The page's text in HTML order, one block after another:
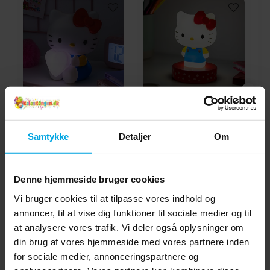
Samtykke Detaljer Om
Denne hjemmeside bruger cookies
Vi bruger cookies til at tilpasse vores indhold og
annoncer, til at vise dig funktioner til sociale medier og til
at analysere vores trafik. Vi deler også oplysninger om
din brug af vores hjemmeside med vores partnere inden
for sociale medier, annonceringspartnere og
Hello Kitty Lampe
219 kr.
Hello Kitty Icon Lampe
Andre købte også